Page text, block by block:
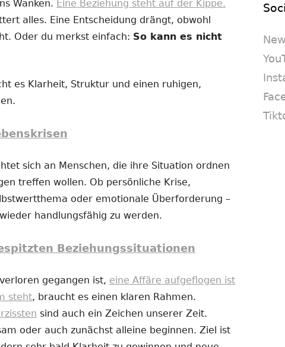
Wanken. Eine Beziehung steht auf der Kippe.
alles. Eine Entscheidung drängt, obwohl
Oder du merkst einfach: So kann es nicht
es Klarheit, Struktur und einen ruhigen,
sich an Menschen, die ihre Situation ordnen
treffen wollen. Ob persönliche Krise,
oder emotionale Überforderung –
handlungsfähig zu werden.
Beziehungssituationen
gegangen ist, eine Affäre aufgeflogen ist
steht, braucht es einen klaren Rahmen.
sind auch ein Zeichen unserer Zeit.
oder auch zunächst alleine beginnen. Ziel ist